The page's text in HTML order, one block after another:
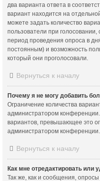
два варианта ответа в
вариант находится на
можете задать количество
пользователи при
период проведения опроса в
постоянным) и возможность
который они проголосовали.
Вернуться к началу
Почему я не могу добавить
Ограничение количества
администратором
вариантов, превышающее это
администратором конференции.
Вернуться к началу
Как мне отредактировать или
Так же, как и сообщения, опросы